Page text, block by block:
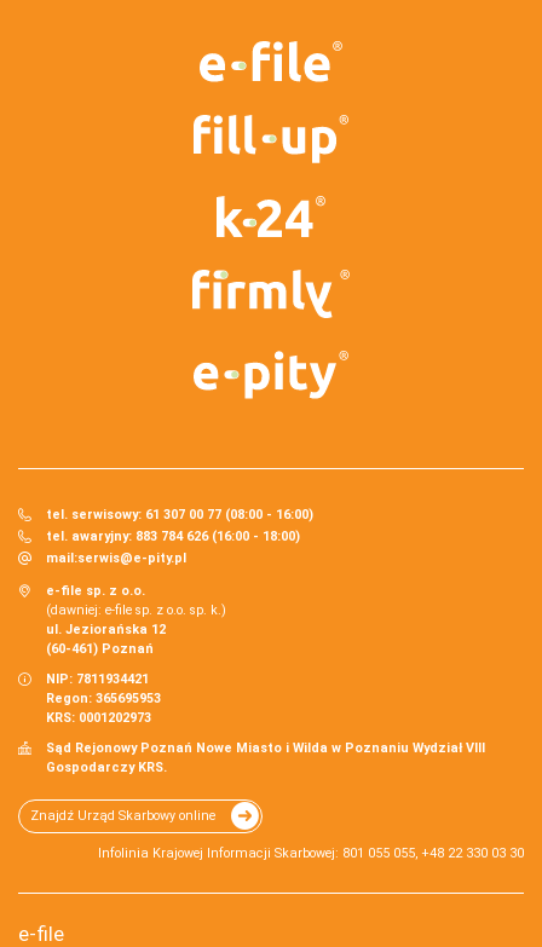
tel. serwisowy: 61 307 00 77 (08:00 - 16:00)
tel. awaryjny: 883 784 626 (16:00 - 18:00)
mail:serwis@e-pity.pl
e-file sp. z o.o.
(dawniej: e-file sp. z o.o. sp. k.)
ul. Jeziorańska 12
(60-461) Poznań
NIP: 7811934421
Regon: 365695953
KRS: 0001202973
Sąd Rejonowy Poznań Nowe Miasto i Wilda w Poznaniu Wydział VIII
Gospodarczy KRS.
Znajdź Urząd Skarbowy online
Infolinia Krajowej Informacji Skarbowej: 801 055 055, +48 22 330 03 30
e-file